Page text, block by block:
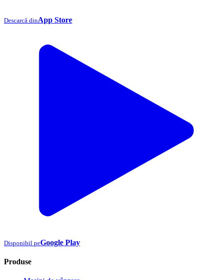
Descarcă dinApp Store
Disponibil peGoogle Play
Produse